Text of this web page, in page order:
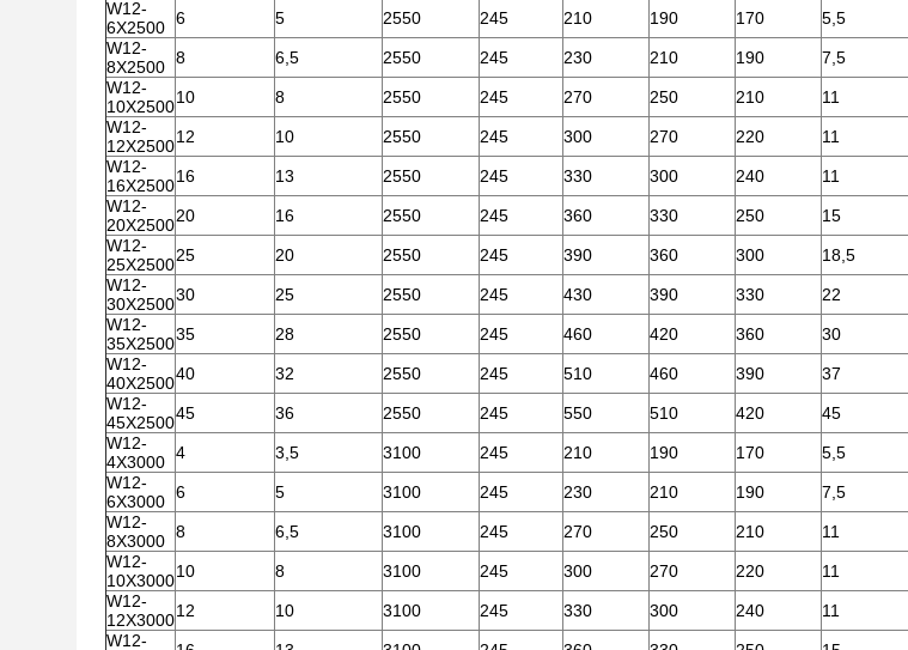
W12-
6X2500 6 5 2550 245 210 190 170
5,5
W12-
8X2500 8 6,5 2550 245 230 210 190
7,5
W12-
10X250010 8 2550 245 270 250 210
11
W12-
12X250012 10 2550 245 300 270 220
11
W12-
16X250016 13 2550 245 330 300 240
11
W12-
20X250020 16 2550 245 360 330 250
15
W12-
25X250025 20 2550 245 390 360 300
18,5
W12-
30X250030 25 2550 245 430 390 330
22
W12-
35X250035 28 2550 245 460 420 360
30
W12-
40X250040 32 2550 245 510 460 390
37
W12-
45X250045 36 2550 245 550 510 420
45
W12-
4X3000 4 3,5 3100 245 210 190 170
5,5
W12-
6X3000 6 5 3100 245 230 210 190
7,5
W12-
8X3000 8 6,5 3100 245 270 250 210
11
W12-
10X300010 8 3100 245 300 270 220
11
W12-
12X300012 10 3100 245 330 300 240
11
W12-